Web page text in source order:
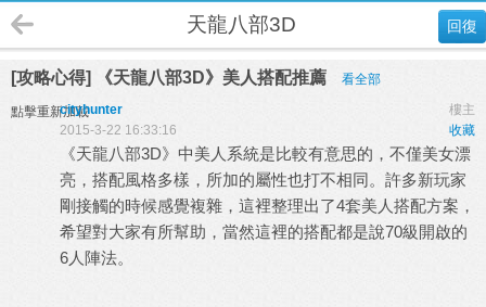
回復
天龍八部3D
[攻略心得] 《天龍八部3D》美人搭配推薦 看全部
點擊重新加載 樓主
cityhunter
收藏
2015-3-22 16:33:16
《天龍八部3D》中美人系統是比較有意思的，不僅美女漂
亮，搭配風格多樣，所加的屬性也打不相同。許多新玩家
剛接觸的時候感覺複雜，這裡整理出了4套美人搭配方案，
希望對大家有所幫助，當然這裡的搭配都是說70級開啟的
6人陣法。